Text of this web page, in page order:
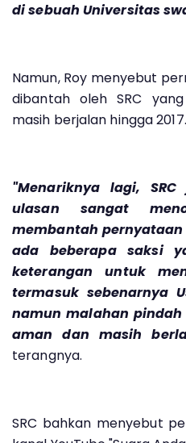
di sebuah Universitas
Namun, Roy menyebut
dibantah oleh SRC
masih berjalan hingga 2017.
"Menariknya lagi,
ulasan sangat
membantah
ada beberapa saksi
keterangan untuk
termasuk sebenarnya
namun malahan
aman dan masih
terangnya.
SRC bahkan menyebut